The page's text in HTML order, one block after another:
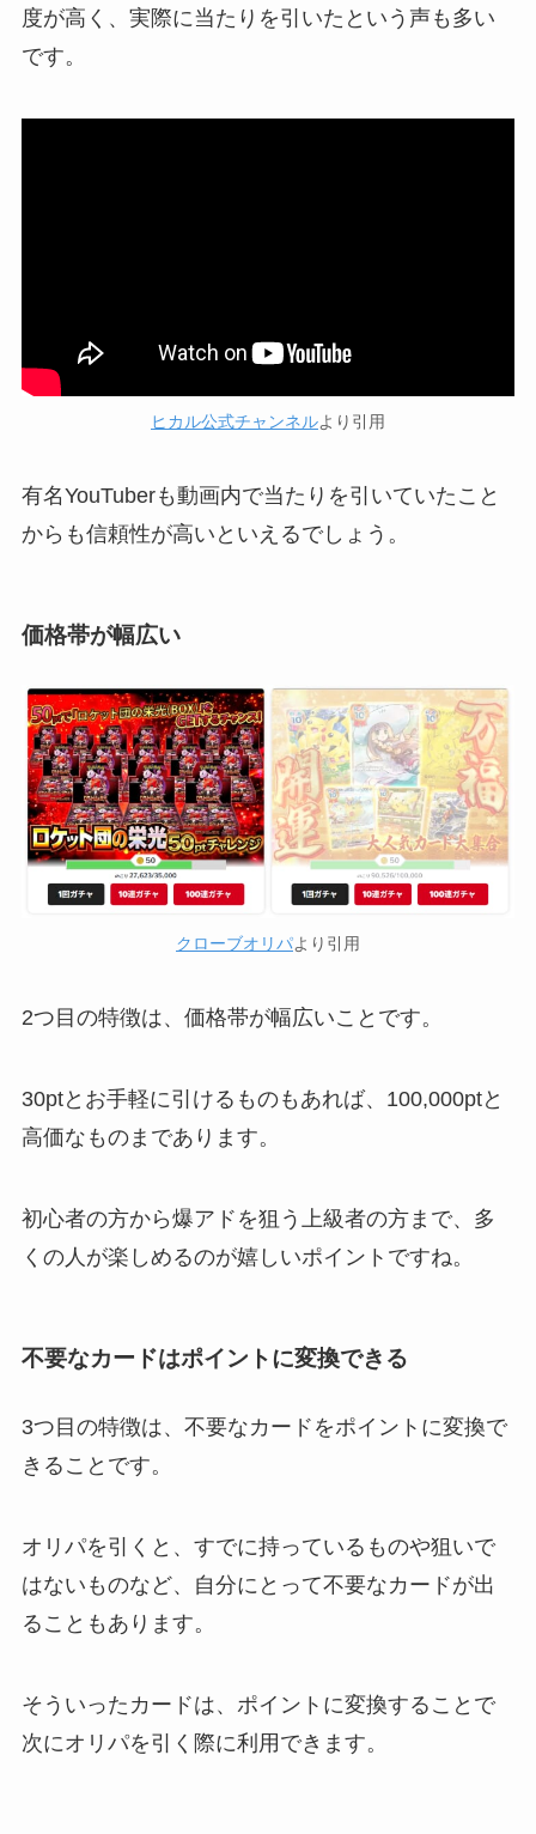
度が高く、実際に当たりを引いたという声も多い
です。
ヒカル公式チャンネルより引用
有名YouTuberも動画内で当たりを引いていたこと
からも信頼性が高いといえるでしょう。
価格帯が幅広い
クローブオリパより引用
2つ目の特徴は、価格帯が幅広いことです。
30ptとお手軽に引けるものもあれば、100,000ptと
高価なものまであります。
初心者の方から爆アドを狙う上級者の方まで、多
くの人が楽しめるのが嬉しいポイントですね。
不要なカードはポイントに変換できる
3つ目の特徴は、不要なカードをポイントに変換で
きることです。
オリパを引くと、すでに持っているものや狙いで
はないものなど、自分にとって不要なカードが出
ることもあります。
そういったカードは、ポイントに変換することで
次にオリパを引く際に利用できます。